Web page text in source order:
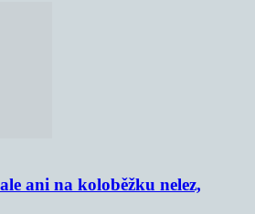
ani na koloběžku nelez,